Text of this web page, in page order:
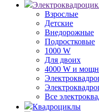
Взрослые
Детские
Внедорожные
Подростковые
1000 W
Для двоих
4000 W и
Все
Квадроциклы